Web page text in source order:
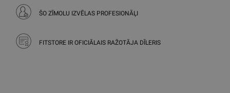
ŠO ZĪMOLU IZVĒLAS PROFESIONĀĻI
FITSTORE IR OFICIĀLAIS RAŽOTĀJA DĪLERIS